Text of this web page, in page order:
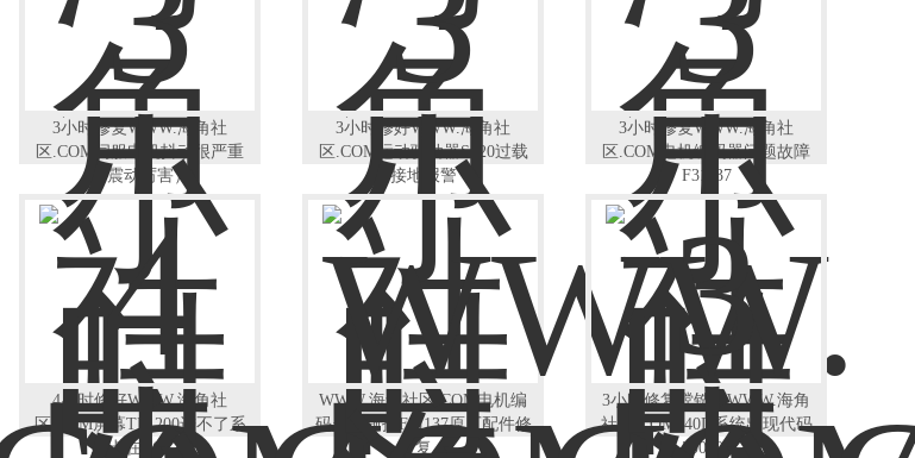
3小时修复WWW.海角社
区.COM伺服电机抖动很严重
（震动厉害）
3小时修好WWW.海角社
区.COM运动驱动器S120过载
接地报警
3小时修复WWW.海角社
区.COM电机编码器问题故障
F31137
4小时修好WWW.海角社
区.COM屏幕TP1200进不了系
统卡在LOGO
WWW.海角社区.COM电机编
码器问题报F31137原厂配件修
复
3小时修复镗铣床WWW.海角
社区.COM840D系统出现代码
300508